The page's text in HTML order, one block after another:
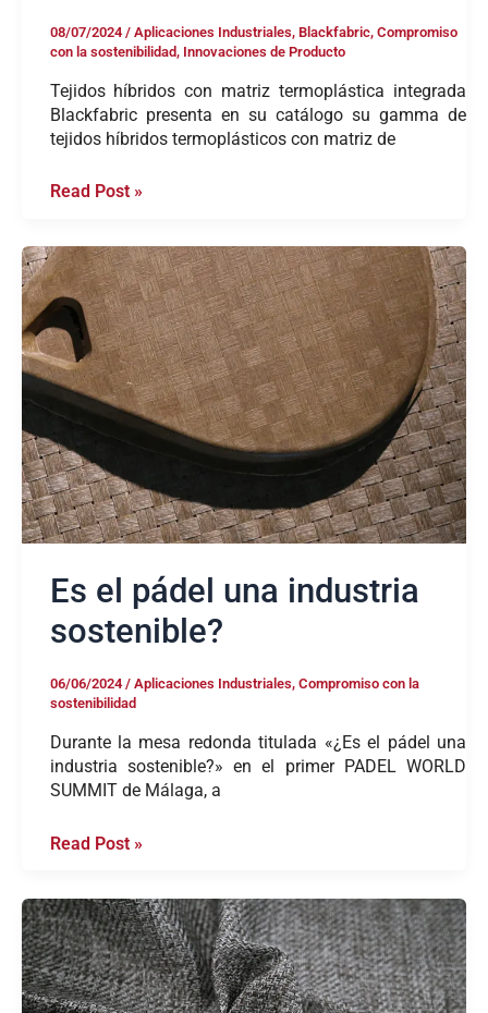
08/07/2024 / Aplicaciones Industriales, Blackfabric, Compromiso
con la sostenibilidad, Innovaciones de Producto
Tejidos híbridos con matriz termoplástica integrada
Blackfabric presenta en su catálogo su gamma de
tejidos híbridos termoplásticos con matriz de
Read Post »
Es el pádel una industria
sostenible?
06/06/2024 / Aplicaciones Industriales, Compromiso con la
sostenibilidad
Durante la mesa redonda titulada «¿Es el pádel una
industria sostenible?» en el primer PADEL WORLD
SUMMIT de Málaga, a
Es
el
pádel
una
industria
sostenible?
Read Post »
Innovación
en
composites
termoplásticos
sostenibles